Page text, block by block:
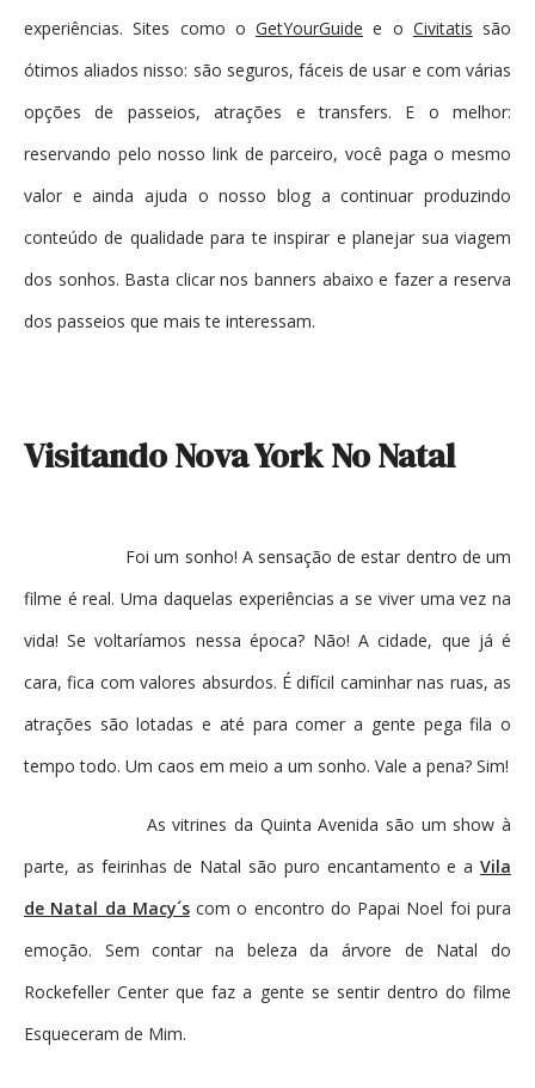
experiências. Sites como o GetYourGuide e o Civitatis são
ótimos aliados nisso: são seguros, fáceis de usar e com várias
opções de passeios, atrações e transfers. E o melhor:
reservando pelo nosso link de parceiro, você paga o mesmo
valor e ainda ajuda o nosso blog a continuar produzindo
conteúdo de qualidade para te inspirar e planejar sua viagem
dos sonhos. Basta clicar nos banners abaixo e fazer a reserva
dos passeios que mais te interessam.
Visitando Nova York No Natal
Foi um sonho! A sensação de estar dentro de um
filme é real. Uma daquelas experiências a se viver uma vez na
vida! Se voltaríamos nessa época? Não! A cidade, que já é
cara, fica com valores absurdos. É difícil caminhar nas ruas, as
atrações são lotadas e até para comer a gente pega fila o
tempo todo. Um caos em meio a um sonho. Vale a pena? Sim!
As vitrines da Quinta Avenida são um show à
parte, as feirinhas de Natal são puro encantamento e a Vila
de Natal da Macy´scom o encontro do Papai Noel foi pura
emoção. Sem contar na beleza da árvore de Natal do
Rockefeller Center que faz a gente se sentir dentro do filme
Esqueceram de Mim.